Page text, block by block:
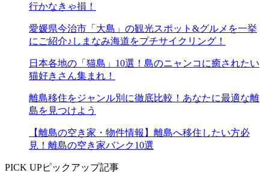
行かなきゃ損！
愛媛県今治市「大島」の観光スポット&グルメを一挙
にご紹介♪しまなみ海道をプチサイクリング！
日本各地の「猫島」10選！島のニャンコに癒されたい
猫好きさん集まれ！
離島移住をジャンル別に徹底比較！あなたに最適な離
島を見つけよう
【離島の空き家・物件情報】離島へ移住したい方必
見！離島の空き家バンク10選
PICK UPピックアップ記事